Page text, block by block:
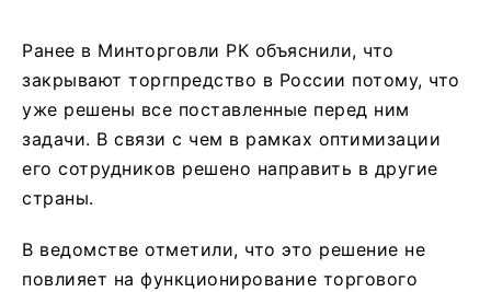
Ранее в Минторговли РК объяснили, что
закрывают торгпредство в России потому, что
уже решены все поставленные перед ним
задачи. В связи с чем в рамках оптимизации
его сотрудников решено направить в другие
страны.
В ведомстве отметили, что это решение не
повлияет на функционирование торгового